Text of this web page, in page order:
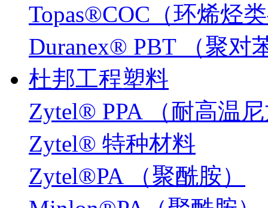
Topas®COC（环烯烃
Duranex® PBT （聚对
杜邦工程塑料
Zytel® PPA （耐高温
Zytel® 特种材料
Zytel®PA （聚酰胺）